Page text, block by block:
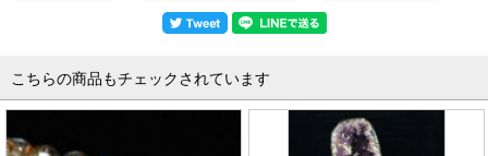
こちらの商品もチェックされています